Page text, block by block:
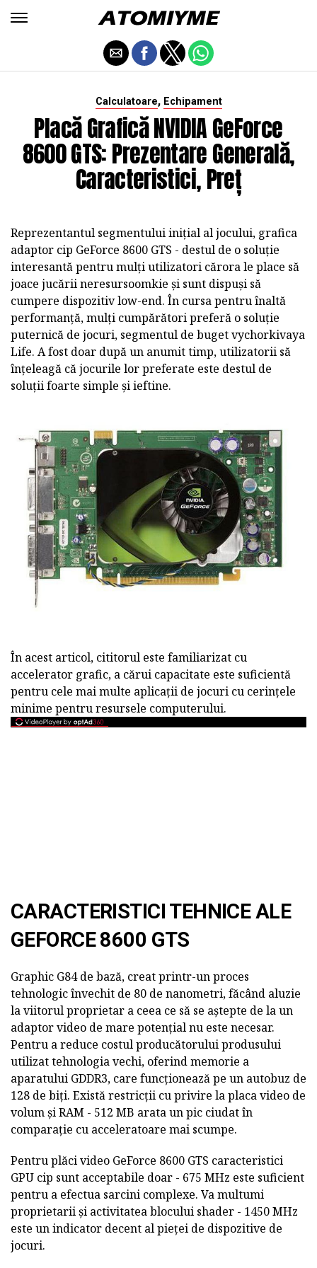
Calculatoare, Echipament
Placă Grafică NVIDIA GeForce
8600 GTS: Prezentare Generală,
Caracteristici, Preț
Reprezentantul segmentului inițial al jocului, grafica
adaptor cip GeForce 8600 GTS - destul de o soluție
interesantă pentru mulți utilizatori cărora le place să
joace jucării neresursoomkie și sunt dispuși să
cumpere dispozitiv low-end. În cursa pentru înaltă
performanță, mulți cumpărători preferă o soluție
puternică de jocuri, segmentul de buget vychorkivaya
Life. A fost doar după un anumit timp, utilizatorii să
înțeleagă că jocurile lor preferate este destul de
soluții foarte simple și ieftine.
În acest articol, cititorul este familiarizat cu
accelerator grafic, a cărui capacitate este suficientă
pentru cele mai multe aplicații de jocuri cu cerințele
minime pentru resursele computerului.
CARACTERISTICI TEHNICE ALE
GEFORCE 8600 GTS
Graphic G84 de bază, creat printr-un proces
tehnologic învechit de 80 de nanometri, făcând aluzie
la viitorul proprietar a ceea ce să se aștepte de la un
adaptor video de mare potențial nu este necesar.
Pentru a reduce costul producătorului produsului
utilizat tehnologia vechi, oferind memorie a
aparatului GDDR3, care funcționează pe un autobuz de
128 de biți. Există restricții cu privire la placa video de
volum și RAM - 512 MB arata un pic ciudat în
comparație cu acceleratoare mai scumpe.
Pentru plăci video GeForce 8600 GTS caracteristici
GPU cip sunt acceptabile doar - 675 MHz este suficient
pentru a efectua sarcini complexe. Va multumi
proprietarii și activitatea blocului shader - 1450 MHz
este un indicator decent al pieței de dispozitive de
jocuri.